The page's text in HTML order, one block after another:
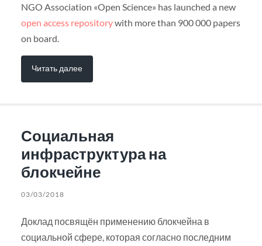
NGO Association «Open Science» has launched a new
open access repositorywith more than 900 000 papers
on board.
Читать далее
Социальная
инфраструктура на
блокчейне
03/03/2018
Доклад посвящён применению блокчейна в
социальной сфере, которая согласно последним